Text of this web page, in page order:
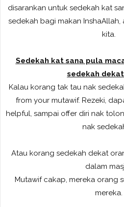
disarankan untuk sedekah kat
sedekah bagi makan
kita.
Sedekah kat sana pula
sedekah
Kalau korang tak tau nak
from your mutawif. Rezeki,
helpful, sampai offer diri nak
nak
Atau korang sedekah dekat
dalam
Mutawif cakap, mereka orang
mereka.